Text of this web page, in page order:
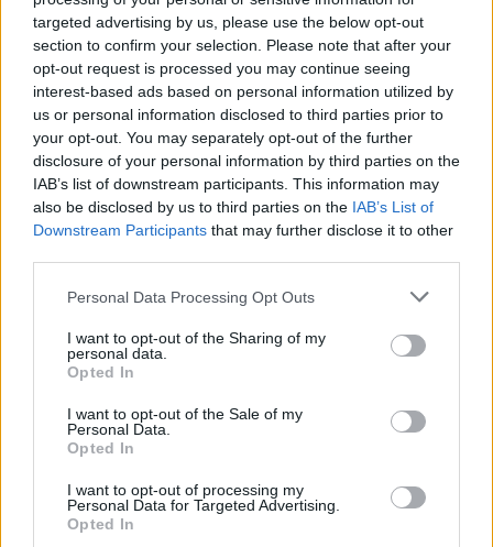
targeted advertising by us, please use the below opt-out
section to confirm your selection. Please note that after your
opt-out request is processed you may continue seeing
interest-based ads based on personal information utilized by
us or personal information disclosed to third parties prior to
your opt-out. You may separately opt-out of the further
disclosure of your personal information by third parties on the
IAB’s list of downstream participants. This information may
also be disclosed by us to third parties on the IAB’s List of
Downstream Participants that may further disclose it to other
Please note that this website/app uses one or more Google
not limited to your visit or usage behaviour. You may click to
grant or deny consent to Google and its third-party tags to
use your data for below specified purposes in below Google
consent section.
Personal Data Processing Opt Outs
I want to opt-out of the Sharing of my
personal data.
Opted In
I want to opt-out of the Sale of my
Personal Data.
Opted In
I want to opt-out of processing my
Personal Data for Targeted Advertising.
Opted In
έκρυβε τη σορό του 90χρονου ο γιος του –
«Είχαμε να τον δούμε πάνω από 3 χρόνια»
Πιο σχολιασμένα
180 Μητσοτάκης στην υπογραφή συμφωνίας
για την ηλεκτρική διασύνδεση Ελλάδας –
Κύπρου: «Ισχυρή ψήφος εμπιστοσύνης» η
είσοδος της Meridiam στην GSI
Το τελευταίο αντίο στον Γιάννη
Βαρβιτσιώτη: «Ήταν φτιαγμένος από
εποχής», είπε ο Κυριάκος Μητσοτάκης
Νέες απώλειες για την Καρυστιανού:
Παραιτήθηκαν Μουτσάτσου, Ιωαννίδου
αυταπάτη»
Αυγερινός, Μουτσάτσου και ακόμη 20
αποχωρήσαμε για καρέκλες», αιχμές για
«συγκεντρωτικό μοντέλο»